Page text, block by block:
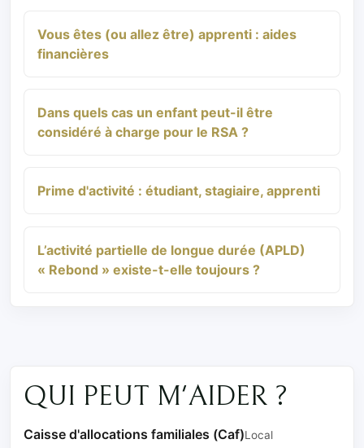
Vous êtes (ou allez être) apprenti : aides
financières
Dans quels cas un enfant peut-il être
considéré à charge pour le RSA ?
Prime d'activité : étudiant, stagiaire, apprenti
L’activité partielle de longue durée (APLD)
« Rebond » existe-t-elle toujours ?
QUI PEUT M'AIDER ?
Caisse d'allocations familiales (Caf)Local